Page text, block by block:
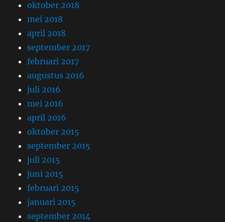
oktober 2018
mei 2018
april 2018
september 2017
februari 2017
augustus 2016
juli 2016
mei 2016
april 2016
oktober 2015
september 2015
juli 2015
juni 2015
februari 2015
januari 2015
september 2014